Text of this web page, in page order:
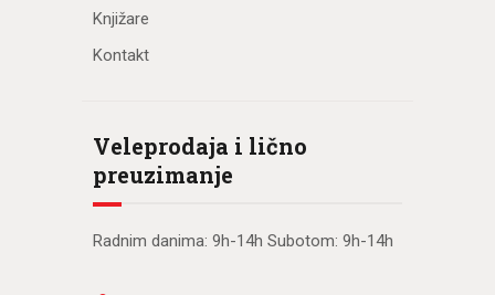
Knjižare
Kontakt
Veleprodaja i lično
preuzimanje
Radnim danima: 9h-14h Subotom: 9h-14h